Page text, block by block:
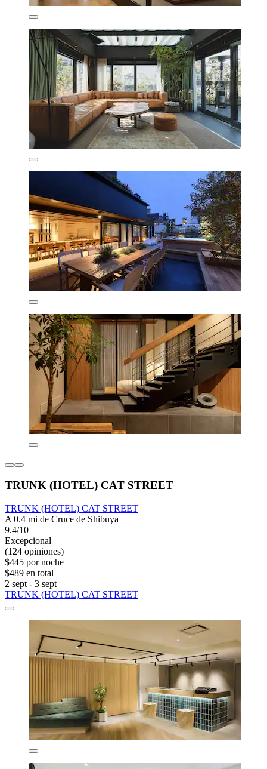
TRUNK (HOTEL) CAT STREET
TRUNK (HOTEL) CAT STREET
A 0.4 mi de Cruce de Shibuya
9.4/10
Excepcional
(124 opiniones)
$445 por noche
$489 en total
2 sept - 3 sept
TRUNK (HOTEL) CAT STREET